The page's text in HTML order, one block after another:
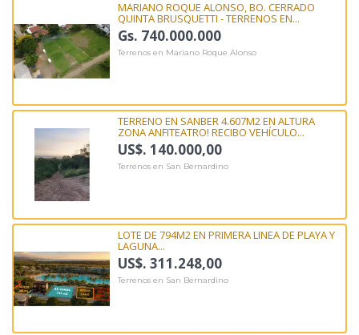
MARIANO ROQUE ALONSO, BO. CERRADO
QUINTA BRUSQUETTI - TERRENOS EN...
Gs. 740.000.000
Terrenos en Mariano Roque Alonso
TERRENO EN SANBER 4.607M2 EN ALTURA
ZONA ANFITEATRO! RECIBO VEHÍCULO...
US$. 140.000,00
Terrenos en San Bernardino
LOTE DE 794M2 EN PRIMERA LINEA DE PLAYA Y
LAGUNA...
US$. 311.248,00
Terrenos en San Bernardino